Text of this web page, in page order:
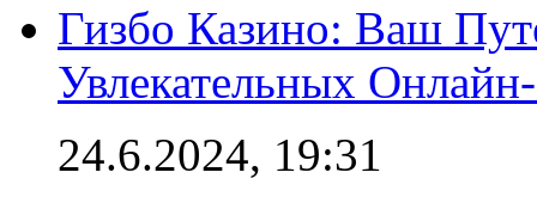
Гизбо Казино: Ваш
Увлекательных
24.6.2024, 19:31